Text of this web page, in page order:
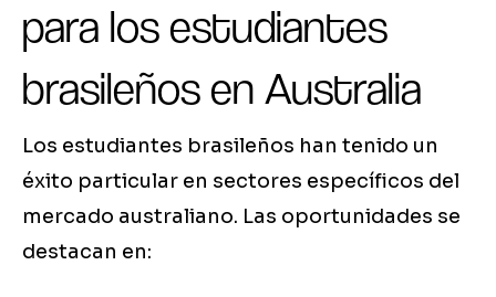
para los estudiantes
brasileños en Australia
Los estudiantes brasileños han tenido un
éxito particular en sectores específicos del
mercado australiano. Las oportunidades se
destacan en: